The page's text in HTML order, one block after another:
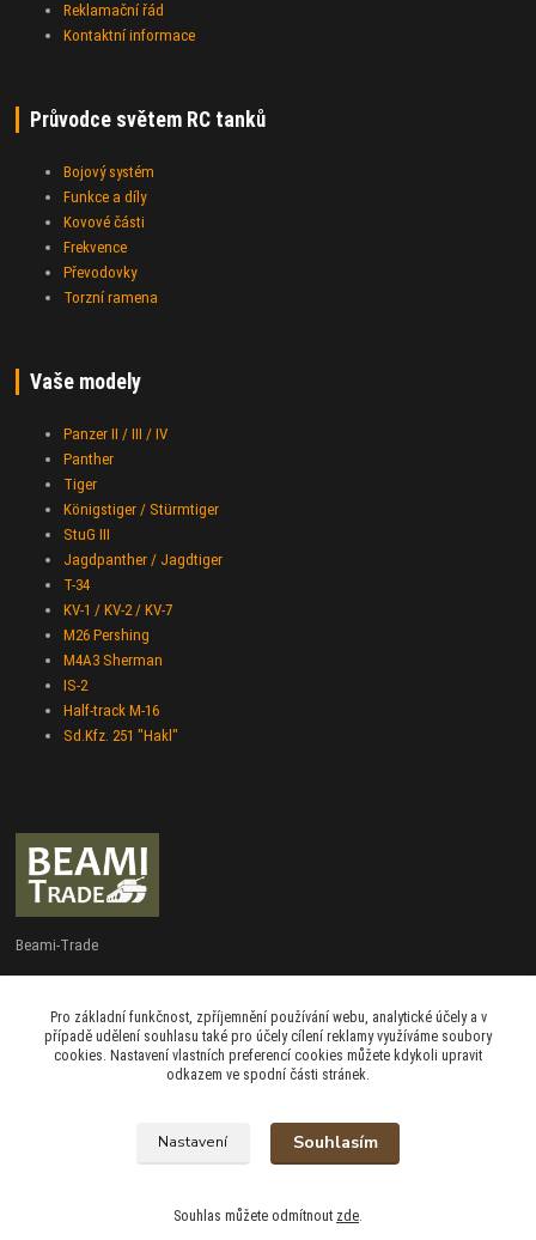
Reklamační řád
Kontaktní informace
Průvodce světem RC tanků
Bojový systém
Funkce a díly
Kovové části
Frekvence
Převodovky
Torzní ramena
Vaše modely
Panzer II / III / IV
Panther
Tiger
Königstiger / Stürmtiger
StuG III
Jagdpanther / Jagdtiger
T-34
KV-1 / KV-2 / KV-7
M26 Pershing
M4A3 Sherman
IS-2
Half-track M-16
Sd.Kfz. 251 "Hakl"
Beami-Trade
+420 775 427 778
Po - Pá 9:00 - 16:00
admin@beami-trade.cz
beami & coshboy © 2007-2026
Pro základní funkčnost, zpříjemnění používání webu, analytické účely a v
případě udělení souhlasu také pro účely cílení reklamy využíváme soubory
cookies. Nastavení vlastních preferencí cookies můžete kdykoli upravit
odkazem ve spodní části stránek.
Nastavení Souhlasím
Souhlas můžete odmítnout zde.